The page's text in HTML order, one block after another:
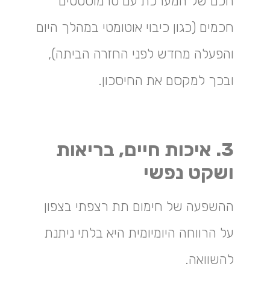
חכמים (כגון כיבוי אוטומטי במהלך היום
והפעלה מחדש לפני החזרה הביתה),
ובכך למקסם את החיסכון.
3. איכות חיים, בריאות
ושקט נפשי
ההשפעה של חימום תת רצפתי בצפון
על הרווחה היומיומית היא בלתי ניתנת
להשוואה.